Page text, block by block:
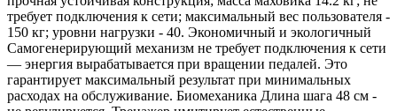
требует подключения к сети; максимальный вес пользователя -
150 кг; уровни нагрузки - 40. Экономичный и экологичный
Самогенерирующий механизм не требует подключения к сети
— энергия вырабатывается при вращении педалей. Это
гарантирует максимальный результат при минимальных
расходах на обслуживание. Биомеханика Длина шага 48 см -